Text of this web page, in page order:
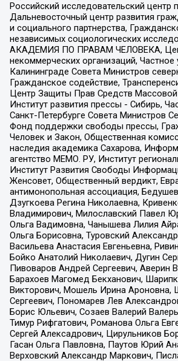
Российский исследовательский центр
Дальневосточный центр развития
и социального партнерства,
независимых социологических
АКАДЕМИЯ ПО ПРАВАМ ЧЕЛОВЕКА,
некоммерческих организаций,
Калининграде Совета Министров
Гражданское содействие,
Центр Защиты Прав Средств
Институт развития прессы - Сибирь,
Санкт-Петербурге Совета Министров
Фонд поддержки свободы прессы,
Человек и Закон, Общественная
наследия академика Сахарова,
агентство МЕМО. РУ, Институт
Институт Развития Свободы
Женсовет, Общественный вердикт,
антимонопольная ассоциация,
Дзугкоева Регина Николаевна,
Владимирович, Милославский Павел
Ольга Вадимовна, Чанышева Лилия
Ольга Борисовна, Туровский
Васильева Анастасия Евгеньевна,
Бойко Анатолий Николаевич, Дугин
Пивоваров Андрей Сергеевич, Аверин
Барахоев Магомед Бекханович,
Викторович, Мошель Ирина Ароновна,
Сергеевич, Пономарев Лев
Борис Юльевич, Созаев Валерий
Тимур Рифгатович, Романова Ольга
Сергей Алексадрович, Цирульников
Гасан Ольга Павловна, Паутов Юрий
Верховский Александр Маркович,